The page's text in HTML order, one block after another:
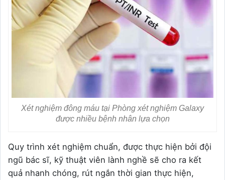
Xét nghiệm đông máu tại Phòng xét nghiệm Galaxy
được nhiều bệnh nhân lựa chọn
Quy trình xét nghiệm chuẩn, được thực hiện bởi đội
ngũ bác sĩ, kỹ thuật viên lành nghề sẽ cho ra kết
quả nhanh chóng, rút ngắn thời gian thực hiện,